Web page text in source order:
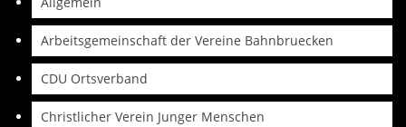
Arbeitsgemeinschaft der Vereine Bahnbruecken
CDU Ortsverband
Christlicher Verein Junger Menschen